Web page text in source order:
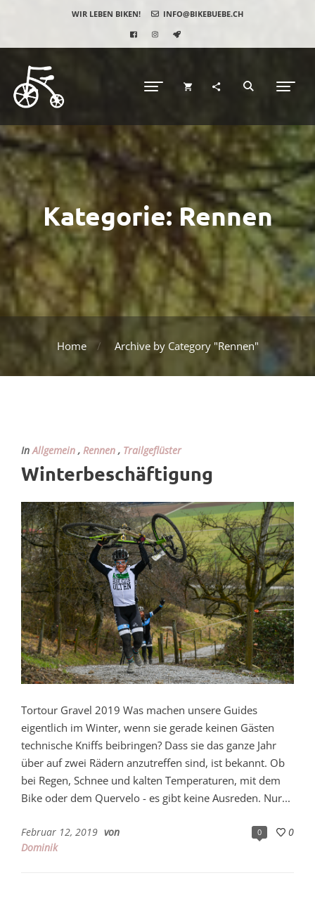
WIR LEBEN BIKEN! INFO@BIKEBUEBE.CH
Kategorie:Rennen
Home Archive by Category "Rennen"
InAllgemein , Rennen , Trailgeflüster
Winterbeschäftigung
Tortour Gravel 2019 Was machen unsere Guides
eigentlich im Winter, wenn sie gerade keinen Gästen
technische Kniffs beibringen? Dass sie das ganze Jahr
über auf zwei Rädern anzutreffen sind, ist bekannt. Ob
bei Regen, Schnee und kalten Temperaturen, mit dem
Bike oder dem Quervelo - es gibt keine Ausreden. Nur...
0 0
Februar 12, 2019 von
Dominik